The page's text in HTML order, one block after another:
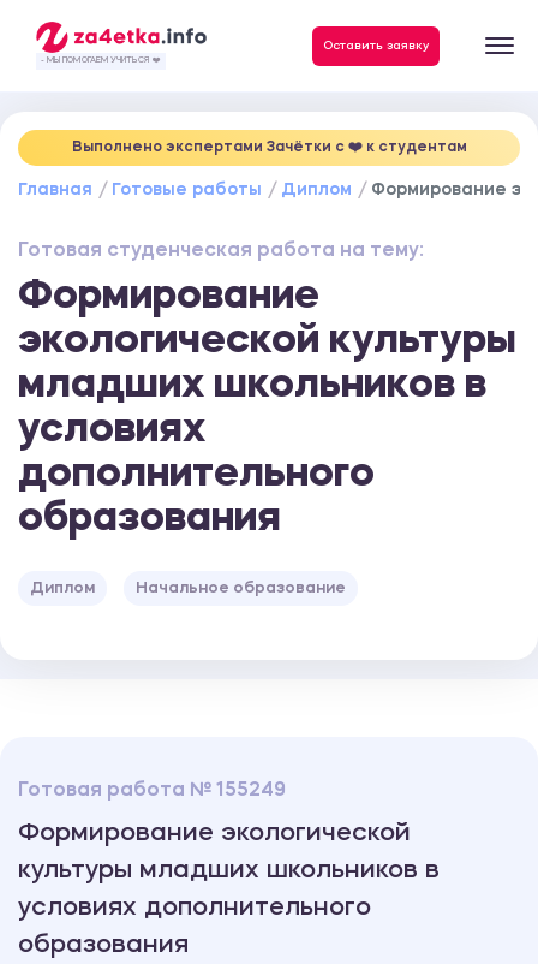
- МЫ ПОМОГАЕМ УЧИТЬСЯ ❤️
Оставить заявку
Выполнено экспертами Зачётки c ❤️ к студентам
Главная Готовые работы Диплом Формирование
Готовая студенческая работа на тему:
Формирование
экологической культуры
младших школьников в
условиях
дополнительного
образования
Диплом Начальное образование
Готовая работа № 155249
Формирование экологической
культуры младших школьников в
условиях дополнительного
образования